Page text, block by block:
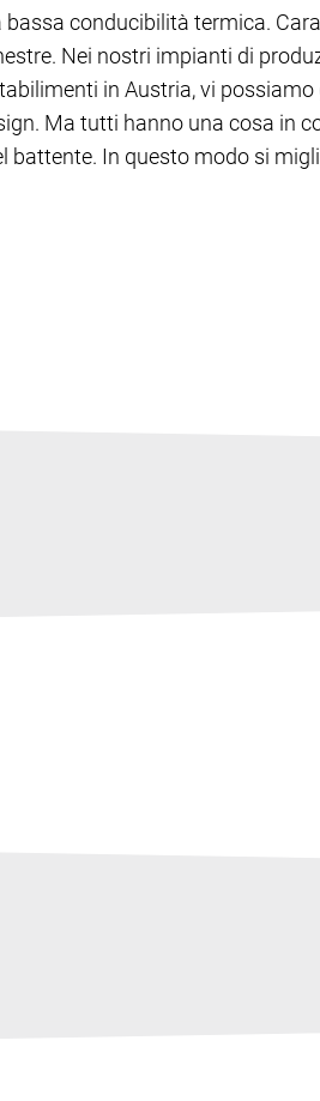
conducibilità termica.
Nei nostri impianti di
in Austria, vi
Ma tutti hanno una cosa in
In questo modo si